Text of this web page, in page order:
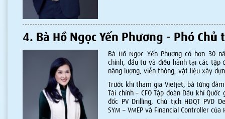
4. Bà Hồ Ngọc Yến Phương - Phó Chủ
Bà Hồ Ngọc Yến Phương có hơn 30
chính, đầu tư và điều hành tại các tập
năng lượng, viễn thông, vật liệu xây
Trước khi tham gia Vietjet, bà từng
Tài chính – CFO Tập đoàn Dầu khí
đốc PV Drilling, Chủ tịch HĐQT PVD
SYM – VMEP và Financial Controller